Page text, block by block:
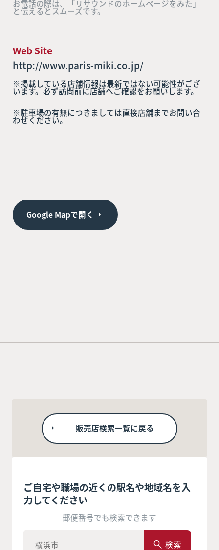
お電話の際は、「リサウンドのホームページをみた」
と伝えるとスムーズです。
Web Site
http://www.paris-miki.co.jp/
※掲載している店舗情報は最新ではない可能性がござ
います。必ず訪問前に店舗へご確認をお願いします。
※駐車場の有無につきましては直接店舗までお問い合
わせください。
Google Mapで開く
販売店検索一覧に戻る
ご自宅や職場の近くの駅名や地域名を入
力してください
郵便番号でも検索できます
検索